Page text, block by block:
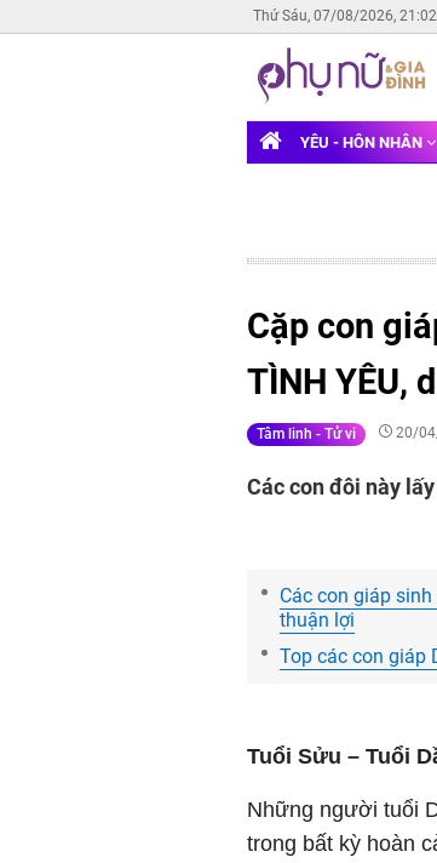
Thứ Sáu, 07/08/2026,
YÊU - HÔN NHÂN
Cặp con
TÌNH YÊU,
Tâm linh - Tử vi 20/
Các con đôi này
Các con giáp sinh
thuận lợi
Top các con giáp
Tuổi Sửu – Tuổi
Những người tuổi
trong bất kỳ hoàn